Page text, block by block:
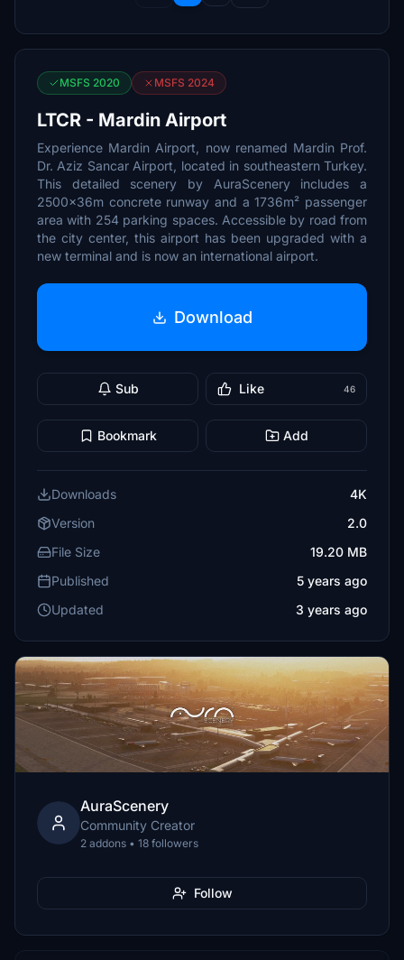
MSFS 2020 MSFS 2024
LTCR - Mardin Airport
Experience Mardin Airport, now renamed Mardin Prof.
Dr. Aziz Sancar Airport, located in southeastern Turkey.
This detailed scenery by AuraScenery includes a
2500x36m concrete runway and a 1736m² passenger
area with 254 parking spaces. Accessible by road from
the city center, this airport has been upgraded with a
new terminal and is now an international airport.
Download
Sub Like 46
Bookmark Add
Downloads
4K
Version
2.0
File Size
19.20 MB
Published
5 years ago
Updated
3 years ago
AuraScenery
Community Creator
2 addons • 18 followers
Follow